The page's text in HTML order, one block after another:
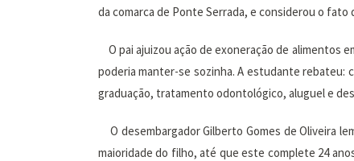
da comarca de Ponte Serrada, e considerou o
O pai ajuizou ação de exoneração de alimentos
poderia manter-se sozinha. A estudante rebateu:
graduação, tratamento odontológico, aluguel e
O desembargador Gilberto Gomes de Oliveira
maioridade do filho, até que este complete 24